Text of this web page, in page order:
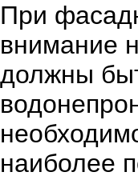
При
внимание
должны
наиболее